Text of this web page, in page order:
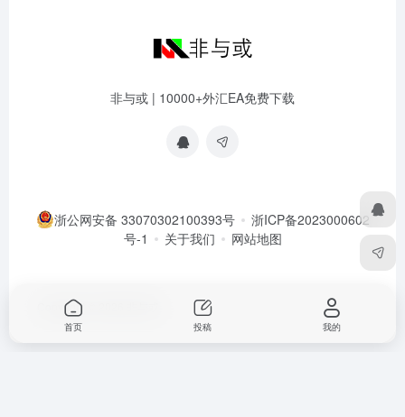
非与或 | 10000+外汇EA免费下载
浙公网安备 33070302100393号
浙ICP备2023000602
号-1
关于我们 网站地图
Copyright © 2026
首页 投稿 我的